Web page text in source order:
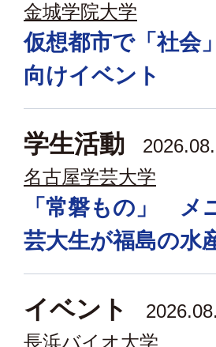
金城学院大学
仮想都市で「社
向けイベント
学生活動
名古屋学芸大学
「常磐もの」 メ
芸大生が福島の水
イベント
長浜バイオ大学